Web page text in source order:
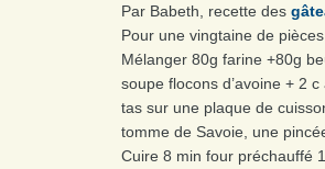
Par Babeth, recette des
Pour une vingtaine de
Mélanger 80g farine +80g
soupe flocons d’avoine + 2
tas sur une plaque de
tomme de Savoie, une
Cuire 8 min four préchauffé